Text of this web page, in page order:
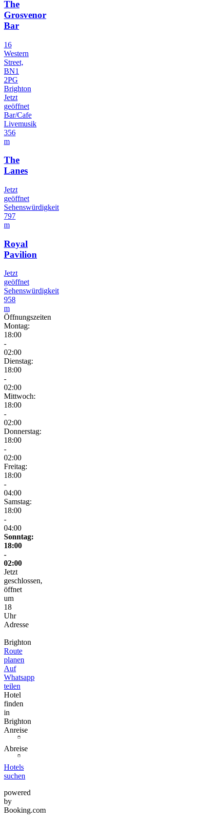
The
Grosvenor
Bar
16
Western
Street,
BN1
2PG
Brighton
Jetzt
geöffnet
Bar/Cafe
Livemusik
356
m
The
Lanes
Jetzt
geöffnet
Sehenswürdigkeit
797
m
Royal
Pavilion
Jetzt
geöffnet
Sehenswürdigkeit
958
m
Öffnungszeiten
Montag:
18:00
-
02:00
Dienstag:
18:00
-
02:00
Mittwoch:
18:00
-
02:00
Donnerstag:
18:00
-
02:00
Freitag:
18:00
-
04:00
Samstag:
18:00
-
04:00
Sonntag:
18:00
-
02:00
Jetzt
geschlossen,
öffnet
um
18
Uhr
Adresse
Brighton
Route
planen
Auf
Whatsapp
teilen
Hotel
finden
in
Brighton
Anreise
Abreise
Hotels
suchen
powered
by
Booking.com